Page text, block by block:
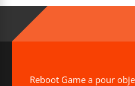
Reboot Game a pour